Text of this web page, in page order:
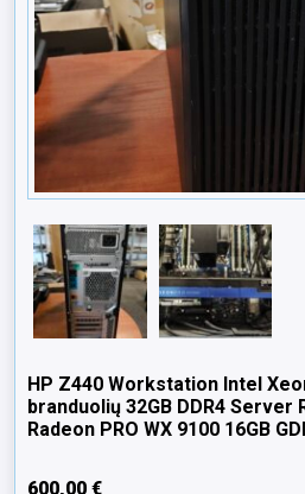
HP Z440 Workstation Intel
branduolių 32GB DDR4 Server
Radeon PRO WX 9100 16GB
600,00€